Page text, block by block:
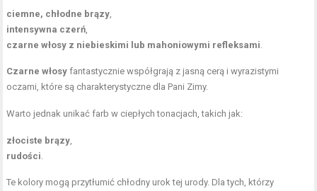
ciemne, chłodne brązy
intensywna czerń
czarne włosy z niebieskimi lub mahoniowymi refleksami
Czarne włosy fantastycznie współgrają z jasną cerą i wyrazistymi
oczami, które są charakterystyczne dla Pani Zimy.
Warto jednak unikać farb w ciepłych tonacjach, takich jak:
złociste brązy
rudości
Te kolory mogą przytłumić chłodny urok tej urody. Dla tych, którzy